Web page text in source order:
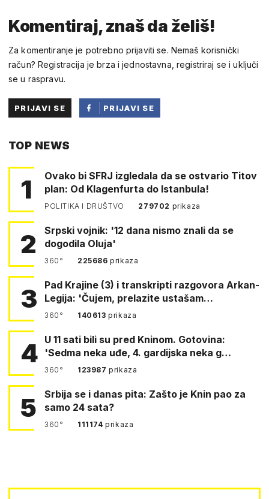
Komentiraj, znaš da želiš!
Za komentiranje je potrebno prijaviti se. Nemaš korisnički
račun? Registracija je brza i jednostavna, registriraj se i uključi
se u raspravu.
PRIJAVI SE
PRIJAVI SE
TOP NEWS
1
Ovako bi SFRJ izgledala da se ostvario Titov
plan: Od Klagenfurta do Istanbula!
POLITIKA I DRUŠTVO 279702 prikaza
2
Srpski vojnik: '12 dana nismo znali da se
dogodila Oluja'
360° 225686prikaza
3
Pad Krajine (3) i transkripti razgovora Arkan-
Legija: 'Čujem, prelazite ustašam…
360° 140613prikaza
4 U 11 sati bili su pred Kninom. Gotovina:
'Sedma neka uđe, 4. gardijska neka g…
360° 123987prikaza
5
Srbija se i danas pita: Zašto je Knin pao za
samo 24 sata?
360° 111174prikaza